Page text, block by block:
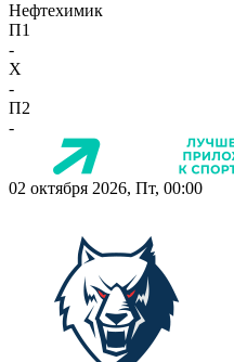
Нефтехимик
П1
-
X
-
П2
-
02 октября 2026, Пт, 00:00